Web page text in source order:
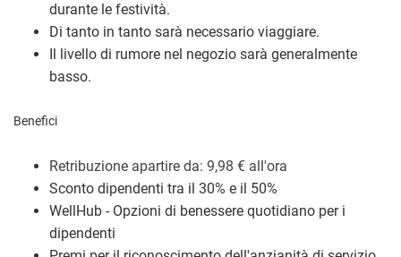
durante le festività.
Di tanto in tanto sarà necessario viaggiare.
Il livello di rumore nel negozio sarà generalmente
basso.
Benefici
Retribuzione apartire da: 9,98 € all'ora
Sconto dipendenti tra il 30% e il 50%
WellHub - Opzioni di benessere quotidiano per i
dipendenti